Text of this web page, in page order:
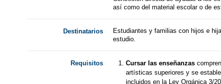
así como del material escolar o de
Destinatarios
Estudiantes y familias con hijos e
estudio.
Requisitos Cursar las enseñanzas
artísticas superiores y se
incluidos en la Ley Orgánica 3/